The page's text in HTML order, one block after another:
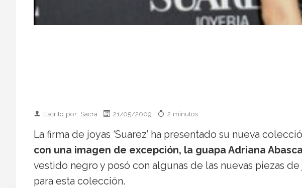
Escrito por: Sacra 21/05/2009 2 minutos
La firma de joyas ‘Suarez’ ha presentado su nueva
con una imagen de excepción, la guapa Adriana
vestido negro y posó con algunas de las nuevas piezas
para esta colección.